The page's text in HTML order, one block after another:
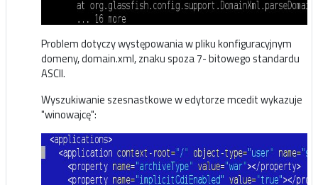
Problem dotyczy występowania w pliku konfiguracyjnym
domeny, domain.xml, znaku spoza 7- bitowego standardu
ASCII.
Wyszukiwanie szesnastkowe w edytorze mcedit wykazuje
"winowajcę":